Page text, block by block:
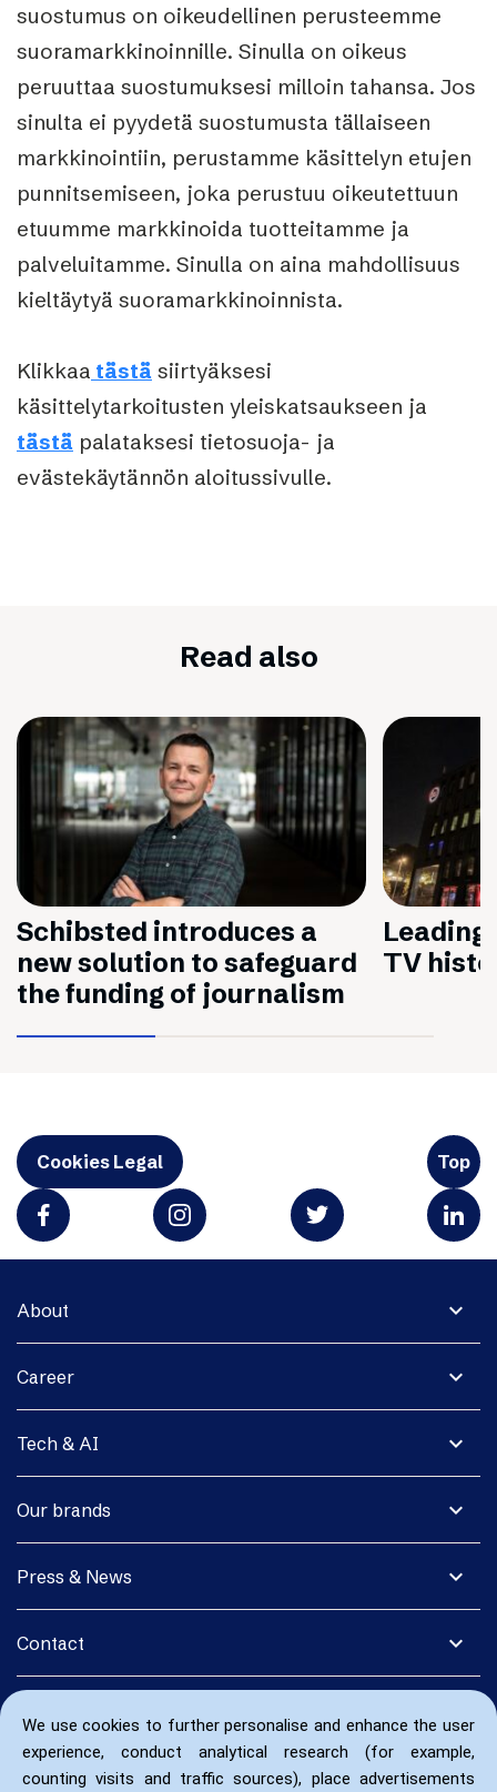
We use cookies to further personalise and enhance the user
experience, conduct analytical research (for example,
counting visits and traffic sources), place advertisements
suostumus on oikeudellinen perusteemme
suoramarkkinoinnille. Sinulla on oikeus
peruuttaa suostumuksesi milloin tahansa. Jos
sinulta ei pyydetä suostumusta tällaiseen
markkinointiin, perustamme käsittelyn etujen
punnitsemiseen, joka perustuu oikeutettuun
etuumme markkinoida tuotteitamme ja
palveluitamme. Sinulla on aina mahdollisuus
kieltäytyä suoramarkkinoinnista.
Klikkaa tästä siirtyäksesi
käsittelytarkoitusten yleiskatsaukseen ja
tästä palataksesi tietosuoja- ja
evästekäytännön aloitussivulle.
Read also
Schibsted introduces a
new solution to safeguard
the funding of journalism
Leading
TV
Cookies Legal Top
expand_more
About
expand_more
Career
expand_more
Tech & AI
expand_more
Our brands
expand_more
Press & News
expand_more
Contact